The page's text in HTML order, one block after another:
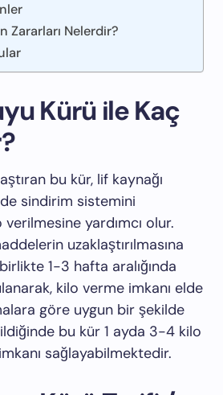
Zararları Nelerdir?
Kürü ile Kaç
bu kür, lif kaynağı
sindirim sistemini
verilmesine yardımcı olur.
uzaklaştırılmasına
1-3 hafta aralığında
kilo verme imkanı elde
göre uygun bir şekilde
bu kür 1 ayda 3-4 kilo
sağlayabilmektedir.